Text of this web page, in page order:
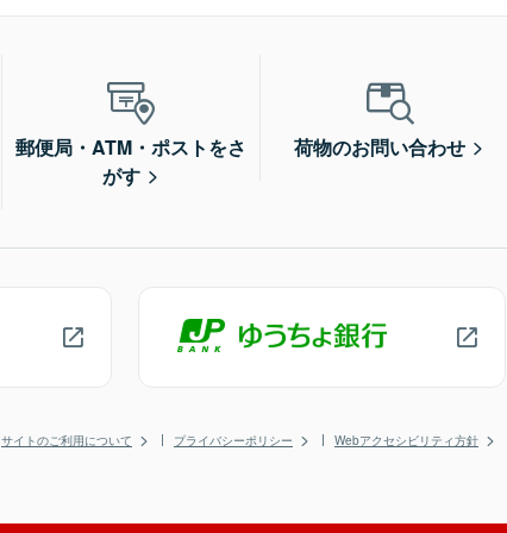
郵便局・ATM・ポストをさ
がす
荷物のお問い合わせ
サイトのご利用について プライバシーポリシー Webアクセシビリティ方針